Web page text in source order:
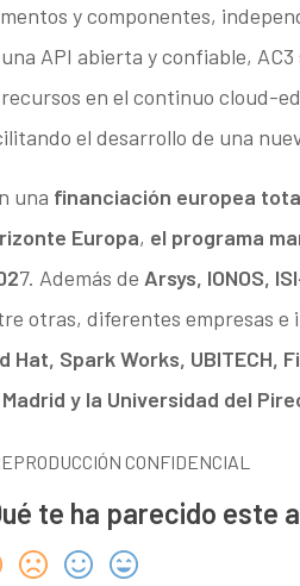
y componentes,
API abierta y confiable,
en el continuo cloud-
el desarrollo de una
una financiación europea
Europa, el programa
7. Además de Arsys, IONOS,
otras, diferentes empresas e
Hat, Spark Works,
y la Universidad del
CONFIDENCIAL
te ha parecido este